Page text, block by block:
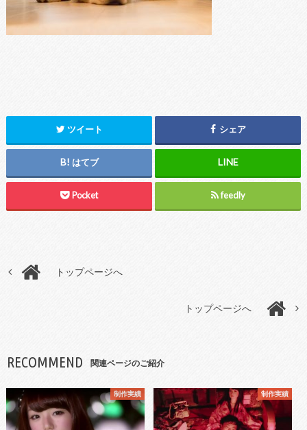
ツイート シェア
はてブ
Pocket feedly
トップページへ
トップページへ
RECOMMEND 関連ページのご紹介
制作実績 制作実績